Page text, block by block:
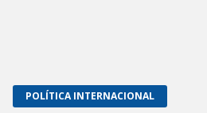
POLÍTICA INTERNACIONAL